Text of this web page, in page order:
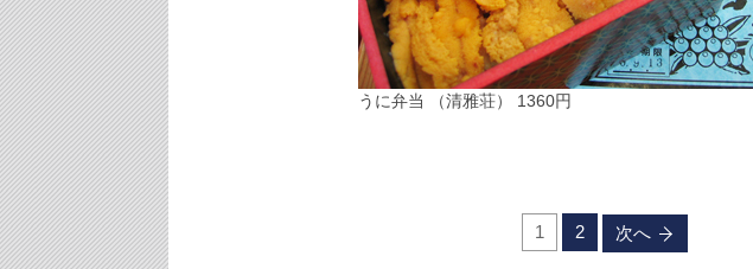
うに弁当 （清雅荘） 1360円
1 2 次へ